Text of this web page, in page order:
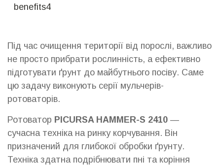
Під час очищення території від порослі, важливо
не просто прибрати рослинність, а ефективно
підготувати ґрунт до майбутнього посіву. Саме
цю задачу виконують серії мульчерів-
ротоваторів.
Ротоватор PICURSA HAMMER-S 2410 —
сучасна техніка на ринку корчування. Він
призначений для глибокої обробки ґрунту.
Техніка здатна подрібнювати пні та коріння